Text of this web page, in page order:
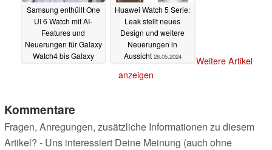
Samsung enthüllt One
UI 6 Watch mit AI-
Features und
Neuerungen für Galaxy
Watch4 bis Galaxy
Huawei Watch 5 Serie:
Leak stellt neues
Design und weitere
Neuerungen in
Aussicht 28.05.2024
Weitere Artikel
anzeigen
Kommentare
Fragen, Anregungen, zusätzliche Informationen zu diesem
Artikel? - Uns interessiert Deine Meinung (auch ohne